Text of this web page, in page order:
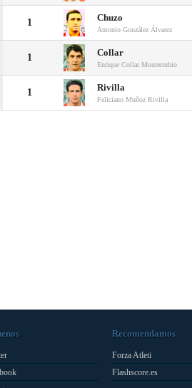
1 Chuzo
Antonio González Álvarez
1 Collar
Enrique Collar Monterrubio
1 Rivilla
Feliciano Muñoz Rivilla
Recomendamos
Forza Atleti
Flashscore.es